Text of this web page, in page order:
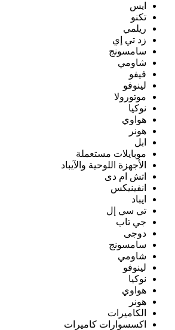
ايس
تكنو
ريلمي
زد تي إي
سامسونج
شاومي
فيفو
لينوفو
موتورولا
نوكيا
هواوي
هونر
ابل
موبايلات مستعملة
الأجهزة اللوحية والآيباد
اتش ام دى
انفينيكس
ايباد
تي سي إل
جي تاب
دوجى
سامسونج
شاومي
لينوفو
نوكيا
هواوي
هونر
الكاميرات
اكسسوارات كاميرات